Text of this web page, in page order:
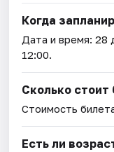
Когда
Дата и время:28
12:00.
Сколько стоит
Стоимость
Есть ли